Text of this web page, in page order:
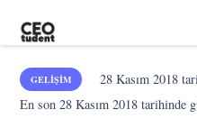
GELIŞIM 28 Kasım 2018
En son28 Kasım 2018 tarihinde